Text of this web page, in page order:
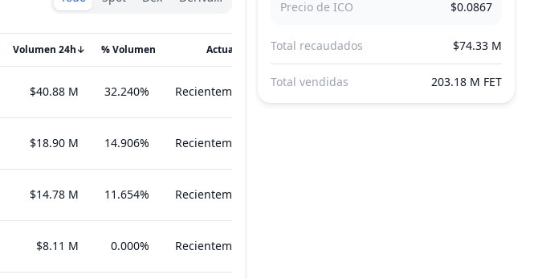
Precio de ICO $0.0867
Total recaudados $74.33 M
Total vendidas 203.18 M FET
↓
Volumen 24h % Volumen Actualizado
$40.88 M 32.240% Recientemente
$18.90 M 14.906% Recientemente
$14.78 M 11.654% Recientemente
$8.11 M 0.000% Recientemente